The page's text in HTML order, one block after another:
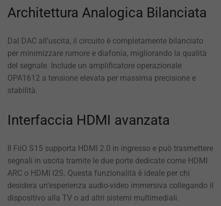
Architettura Analogica Bilanciata
Dal DAC all’uscita, il circuito è completamente bilanciato
per minimizzare rumore e diafonia, migliorando la qualità
del segnale. Include un amplificatore operazionale
OPA1612 a tensione elevata per massima precisione e
stabilità.
Interfaccia HDMI avanzata
Il FiiO S15 supporta HDMI 2.0 in ingresso e può trasmettere
segnali in uscita tramite le due porte dedicate come HDMI
ARC o HDMI I2S. Questa funzionalità è ideale per chi
desidera un’esperienza audio-video immersiva collegando il
dispositivo alla TV o ad altri sistemi multimediali.